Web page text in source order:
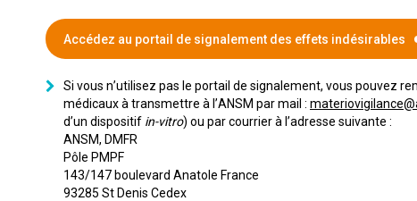
Accédez au portail de signalement des effets indésirables
Si vous n’utilisez pas le portail de signalement, vous pouvez
médicaux à transmettre à l’ANSM par mail :
d’un dispositif in-vitro) ou par courrier à l’adresse suivante :
ANSM, DMFR
Pôle PMPF
143/147 boulevard Anatole France
93285 St Denis Cedex